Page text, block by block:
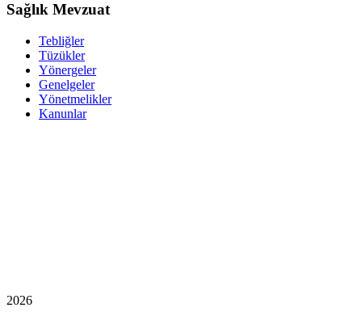
Sağlık Mevzuat
Tebliğler
Tüzükler
Yönergeler
Genelgeler
Yönetmelikler
Kanunlar
2026